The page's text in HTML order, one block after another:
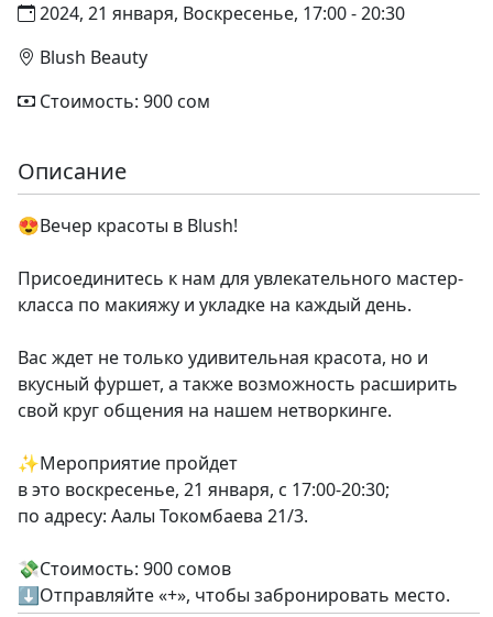
2024, 21 января, Воскресенье, 17:00 - 20:30
Blush Beauty
Стоимость: 900 сом
Описание
😍Вечер красоты в Blush!
Присоединитесь к нам для увлекательного мастер-
класса по макияжу и укладке на каждый день.
Вас ждет не только удивительная красота, но и
вкусный фуршет, а также возможность расширить
свой круг общения на нашем нетворкинге.
✨Мероприятие пройдет
в это воскресенье, 21 января, с 17:00-20:30;
по адресу: Аалы Токомбаева 21/3.
💸Стоимость: 900 сомов
⬇️Отправляйте «+», чтобы забронировать место.